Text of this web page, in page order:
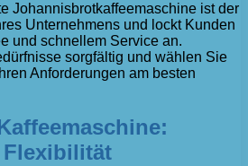
Johannisbrotkaffeemaschine ist der
Unternehmens und lockt Kunden
und schnellem Service an.
sorgfältig und wählen Sie
Anforderungen am besten